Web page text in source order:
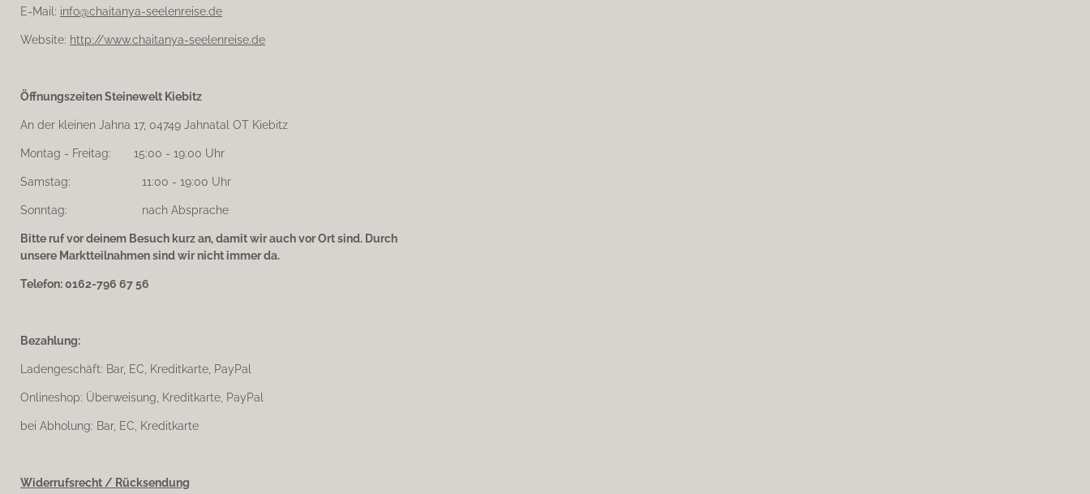
E-Mail: info@chaitanya-seelenreise.de
Website: http://www.chaitanya-seelenreise.de
Öffnungszeiten Steinewelt Kiebitz
An der kleinen Jahna 17, 04749 Jahnatal OT Kiebitz
Montag - Freitag: 15:00 - 19:00 Uhr
Samstag: 11:00 - 19:00 Uhr
Sonntag: nach Absprache
Bitte ruf vor deinem Besuch kurz an, damit wir auch vor Ort sind. Durch
unsere Marktteilnahmen sind wir nicht immer da.
Telefon: 0162-796 67 56
Bezahlung:
Ladengeschäft: Bar, EC, Kreditkarte, PayPal
Onlineshop: Überweisung, Kreditkarte, PayPal
bei Abholung: Bar, EC, Kreditkarte
Widerrufsrecht / Rücksendung